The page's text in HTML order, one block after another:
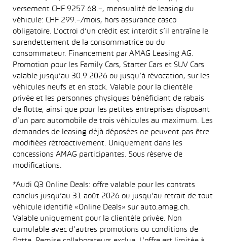
versement CHF 9257.68.–, mensualité de leasing du
véhicule: CHF 299.–/mois, hors assurance casco
obligatoire. L’octroi d’un crédit est interdit s’il entraîne le
surendettement de la consommatrice ou du
consommateur. Financement par AMAG Leasing AG.
Promotion pour les Family Cars, Starter Cars et SUV Cars
valable jusqu’au 30.9.2026 ou jusqu’à révocation, sur les
véhicules neufs et en stock. Valable pour la clientèle
privée et les personnes physiques bénéficiant de rabais
de flotte, ainsi que pour les petites entreprises disposant
d’un parc automobile de trois véhicules au maximum. Les
demandes de leasing déjà déposées ne peuvent pas être
modifiées rétroactivement. Uniquement dans les
concessions AMAG participantes. Sous réserve de
modifications.
*Audi Q3 Online Deals: offre valable pour les contrats
conclus jusqu’au 31 août 2026 ou jusqu’au retrait de tout
véhicule identifié «Online Deals» sur auto.amag.ch.
Valable uniquement pour la clientèle privée. Non
cumulable avec d’autres promotions ou conditions de